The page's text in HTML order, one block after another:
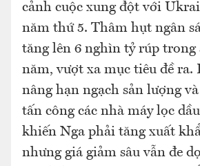
cảnh cuộc xung đột với
năm thứ 5. Thâm hụt ngân
tăng lên 6 nghìn tỷ rúp trong
năm, vượt xa mục tiêu đề ra.
nâng hạn ngạch sản lượng
tấn công các nhà máy lọc
khiến Nga phải tăng xuất
nhưng giá giảm sâu vẫn đe